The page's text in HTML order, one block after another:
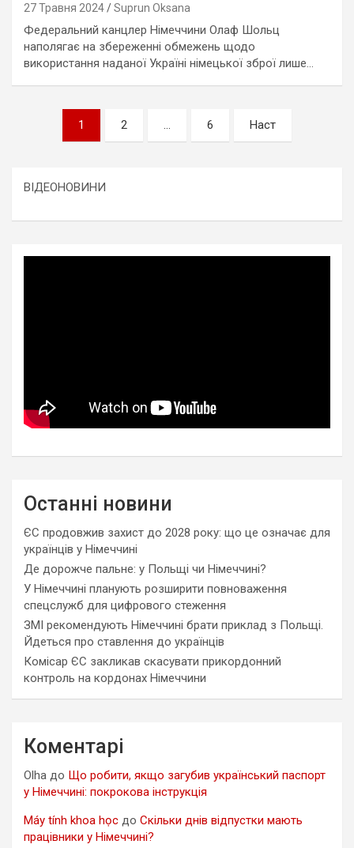
27 Травня 2024 Suprun Oksana
Федеральний канцлер Німеччини Олаф Шольц
наполягає на збереженні обмежень щодо
використання наданої Україні німецької зброї лише…
Пагінація
записів
1 2 … 6 Наст
ВІДЕОНОВИНИ
Останні новини
ЄС продовжив захист до 2028 року: що це означає для
українців у Німеччині
Де дорожче пальне: у Польщі чи Німеччині?
У Німеччині планують розширити повноваження
спецслужб для цифрового стеження
ЗМІ рекомендують Німеччині брати приклад з Польщі.
Йдеться про ставлення до українців
Комісар ЄС закликав скасувати прикордонний
контроль на кордонах Німеччини
Коментарі
Olha до Що робити, якщо загубив український паспорт
у Німеччині: покрокова інструкція
Máy tính khoa học до Скільки днів відпустки мають
працівники у Німеччині?